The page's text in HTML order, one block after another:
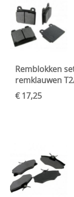
Remblokken
remklauwen
€ 17,25